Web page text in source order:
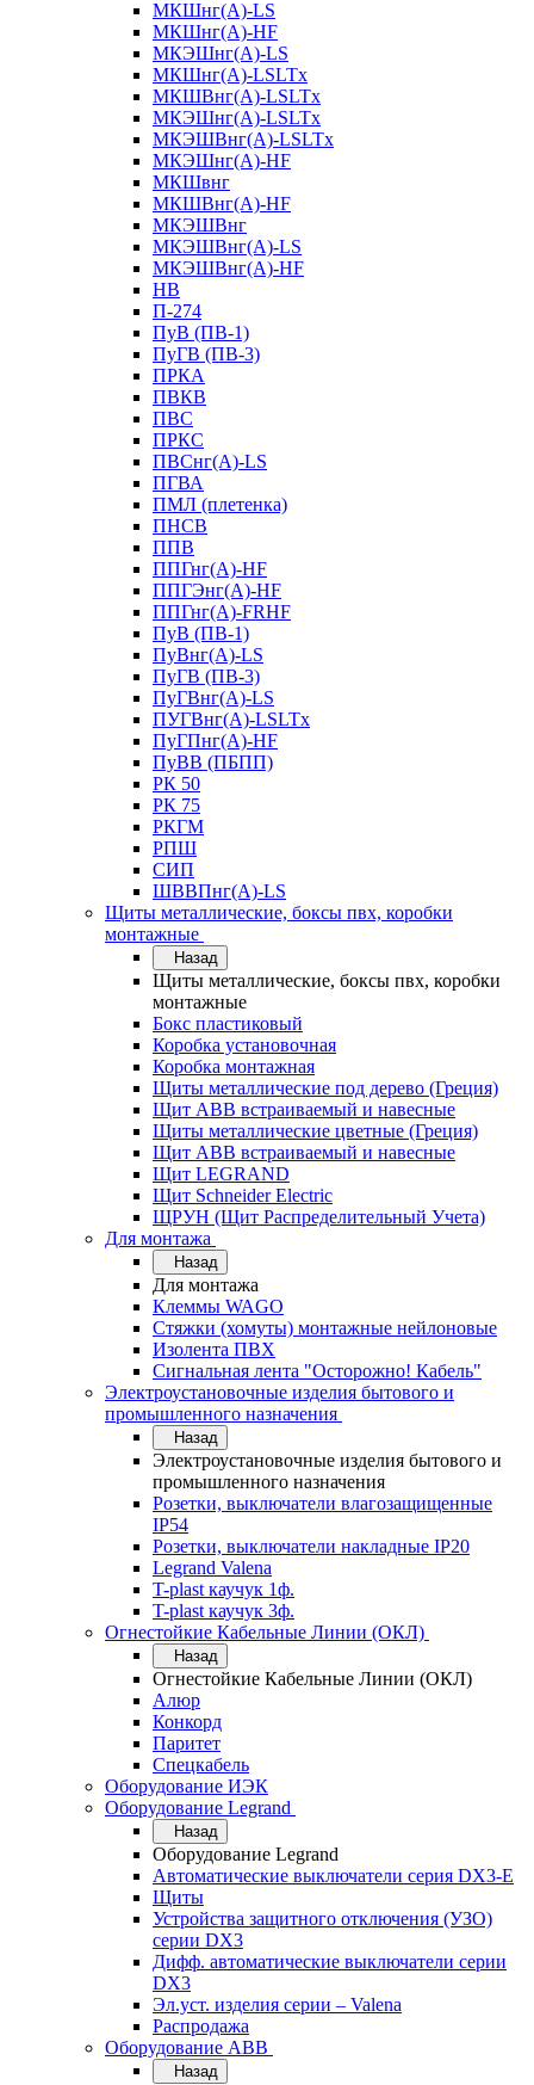
МКШнг(А)-LS
МКШнг(А)-HF
МКЭШнг(А)-LS
МКШнг(А)-LSLTx
МКШВнг(A)-LSLTx
МКЭШнг(А)-LSLTx
МКЭШВнг(A)-LSLTx
МКЭШнг(А)-HF
МКШвнг
МКШВнг(А)-HF
МКЭШВнг
МКЭШВнг(А)-LS
МКЭШВнг(А)-HF
НВ
П-274
ПуВ (ПВ-1)
ПуГВ (ПВ-3)
ПРКА
ПВКВ
ПВС
ПРКС
ПВСнг(А)-LS
ПГВА
ПМЛ (плетенка)
ПНСВ
ППВ
ППГнг(А)-HF
ППГЭнг(А)-HF
ППГнг(А)-FRHF
ПуВ (ПВ-1)
ПуВнг(А)-LS
ПуГВ (ПВ-3)
ПуГВнг(А)-LS
ПУГВнг(А)-LSLTx
ПуГПнг(А)-HF
ПуВВ (ПБПП)
РК 50
РК 75
РКГМ
РПШ
СИП
ШВВПнг(А)-LS
Щиты металлические, боксы пвх, коробки
монтажные
Назад
Щиты металлические, боксы пвх, коробки
монтажные
Бокс пластиковый
Коробка установочная
Коробка монтажная
Щиты металлические под дерево (Греция)
Щит ABB встраиваемый и навесные
Щиты металлические цветные (Греция)
Щит ABB встраиваемый и навесные
Щит LEGRAND
Щит Schneider Electric
ЩРУН (Щит Распределительный Учета)
Для монтажа
Назад
Для монтажа
Клеммы WAGO
Стяжки (хомуты) монтажные нейлоновые
Изолента ПВХ
Сигнальная лента "Осторожно! Кабель"
Электроустановочные изделия бытового и
промышленного назначения
Назад
Электроустановочные изделия бытового и
промышленного назначения
Розетки, выключатели влагозащищенные
IP54
Розетки, выключатели накладные IP20
Legrand Valena
T-plast каучук 1ф.
T-plast каучук 3ф.
Огнестойкие Кабельные Линии (ОКЛ)
Назад
Огнестойкие Кабельные Линии (ОКЛ)
Алюр
Конкорд
Паритет
Спецкабель
Оборудование ИЭК
Оборудование Legrand
Назад
Оборудование Legrand
Автоматические выключатели серия DX3-E
Щиты
Устройства защитного отключения (УЗО)
серии DX3
Дифф. автоматические выключатели серии
DX3
Эл.уст. изделия серии – Valena
Распродажа
Оборудование АВВ
Назад